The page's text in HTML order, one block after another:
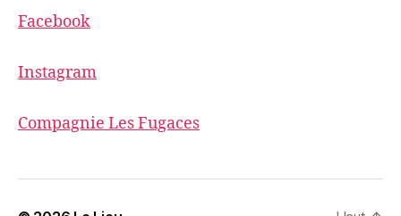
Facebook
Instagram
Compagnie Les Fugaces